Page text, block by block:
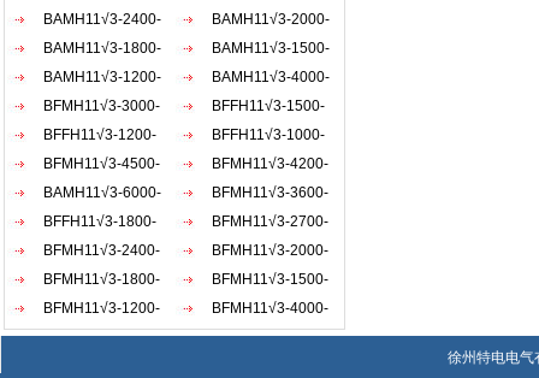
1×3W
1×3W
BAMH11√3-2400-
1×3W
BAMH11√3-2000-
1×3W
BAMH11√3-1800-
1×3W
BAMH11√3-1500-
1×3W
BAMH11√3-1200-
1×3W
BAMH11√3-4000-
1×3W
BFMH11√3-3000-
1×3W
BFFH11√3-1500-
1×3W
BFFH11√3-1200-
1×3W
BFFH11√3-1000-
1×3W
BFMH11√3-4500-
1×3W
BFMH11√3-4200-
1×3W
BAMH11√3-6000-
1×3W
BFMH11√3-3600-
1×3W
BFFH11√3-1800-
1×3W
BFMH11√3-2700-
1×3W
BFMH11√3-2400-
1×3W
BFMH11√3-2000-
1×3W
BFMH11√3-1800-
1×3W
BFMH11√3-1500-
1×3W
BFMH11√3-1200-
1×3W
BFMH11√3-4000-
1×3W
徐州特电电气